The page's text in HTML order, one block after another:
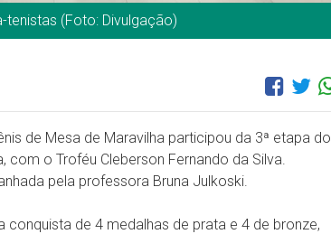
(Foto: Divulgação)
de Mesa de Maravilha participou da 3ª etapa do
com o Troféu Cleberson Fernando da Silva.
pela professora Bruna Julkoski.
conquista de 4 medalhas de prata e 4 de bronze,